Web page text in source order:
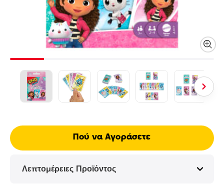
Πού να Αγοράσετε
Λεπτομέρειες Προϊόντος